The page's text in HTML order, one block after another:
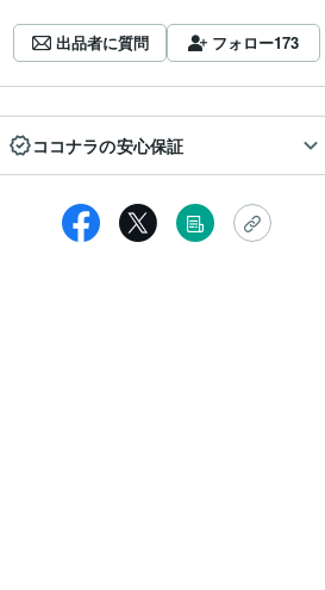
出品者に質問 フォロー173
ココナラの安心保証